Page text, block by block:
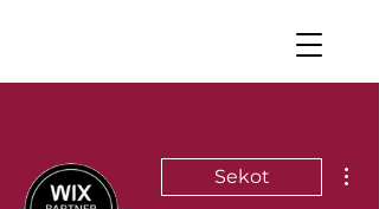
Sekot